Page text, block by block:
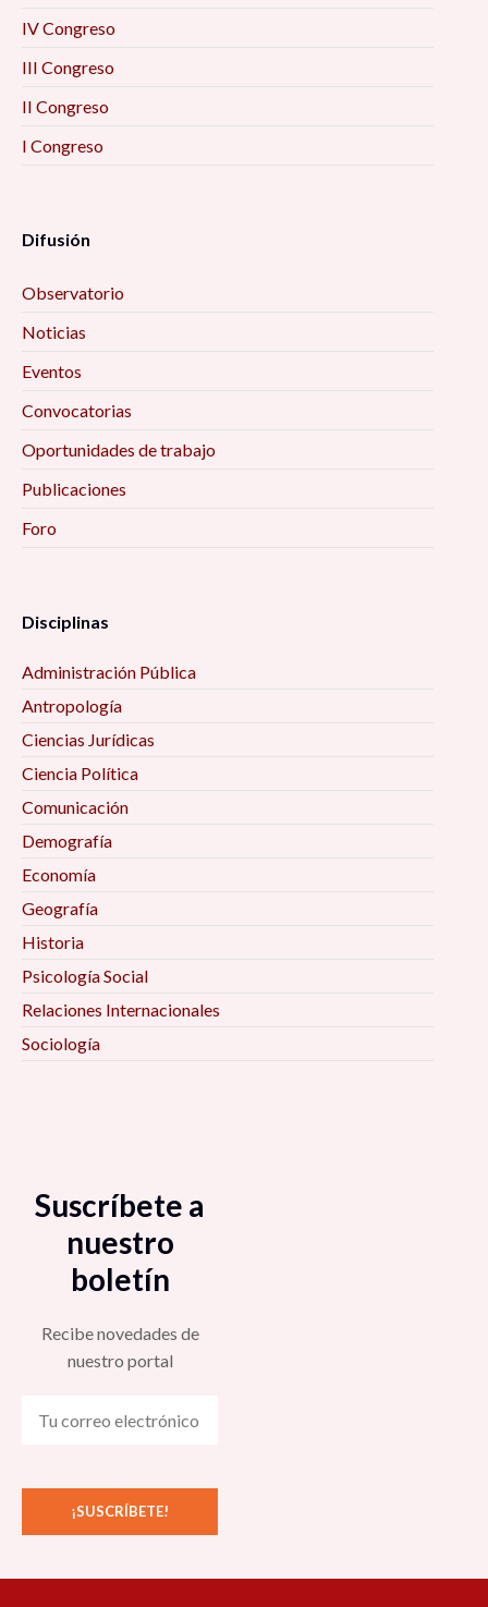
IV Congreso
III Congreso
II Congreso
I Congreso
Difusión
Observatorio
Noticias
Eventos
Convocatorias
Oportunidades de trabajo
Publicaciones
Foro
Disciplinas
Administración Pública
Antropología
Ciencias Jurídicas
Ciencia Política
Comunicación
Demografía
Economía
Geografía
Historia
Psicología Social
Relaciones Internacionales
Sociología
Suscríbete a
nuestro
boletín
Recibe novedades de
nuestro portal